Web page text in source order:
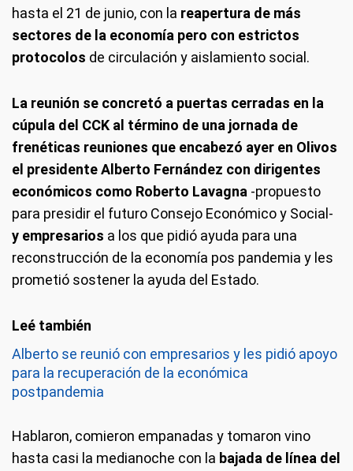
hasta el 21 de junio, con la reapertura de más
sectores de la economía pero con estrictos
protocolos de circulación y aislamiento social.
La reunión se concretó a puertas cerradas en la
cúpula del CCK al término de una jornada de
frenéticas reuniones que encabezó ayer en Olivos
el presidente Alberto Fernández con dirigentes
económicos como Roberto Lavagna -propuesto
para presidir el futuro Consejo Económico y Social-
y empresarios a los que pidió ayuda para una
reconstrucción de la economía pos pandemia y les
prometió sostener la ayuda del Estado.
Alberto se reunió con empresarios y les pidió apoyo
para la recuperación de la económica
postpandemia
Hablaron, comieron empanadas y tomaron vino
hasta casi la medianoche con la bajada de línea del